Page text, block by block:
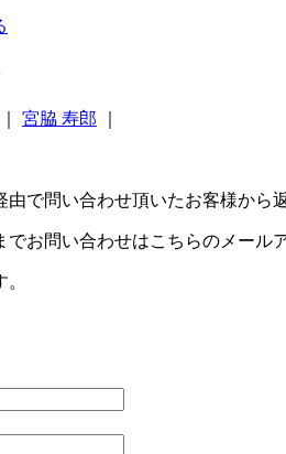
宮脇 寿郎
由で問い合わせ頂いたお客様から
でお問い合わせはこちらのメール